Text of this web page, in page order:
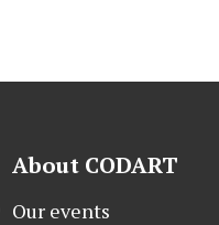
About CODART
Our events